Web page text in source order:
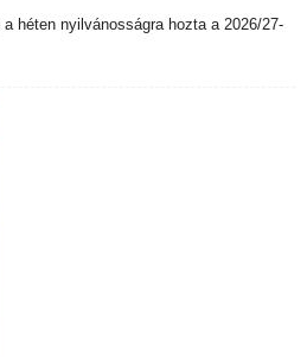
héten nyilvánosságra hozta a 2026/27-